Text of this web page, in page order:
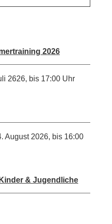
2026
2626, bis 17:00 Uhr
& Jugendliche
August 2026, bis 16:00